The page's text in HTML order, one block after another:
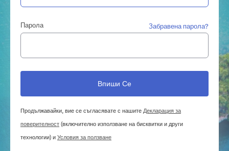
Парола Забравена парола?
Продължавайки, вие се съгласявате с нашитеДекларация за
поверителност(включително използване на бисквитки и други
технологии) иУсловия за ползване